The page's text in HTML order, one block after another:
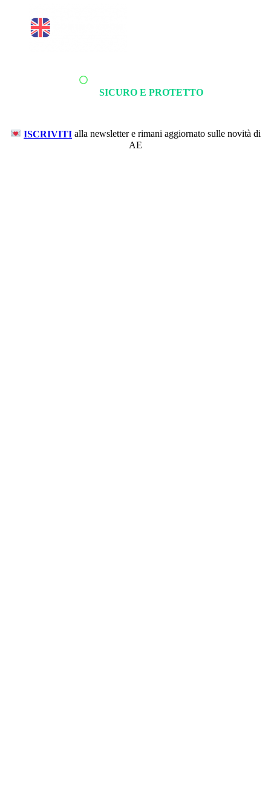
SICURO E PROTETTO
ISCRIVITI alla newsletter e rimani aggiornato sulle novità di
AE